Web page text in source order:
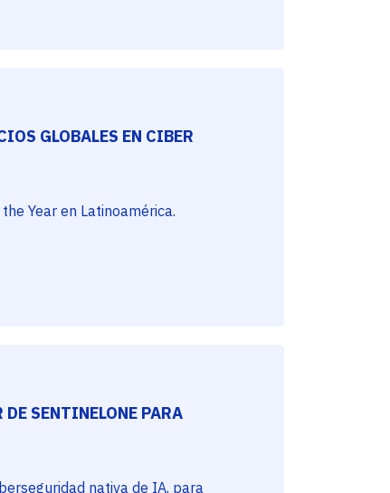
GLOBALES EN CIBER
Year en Latinoamérica.
SENTINELONE PARA
nativa de IA, para